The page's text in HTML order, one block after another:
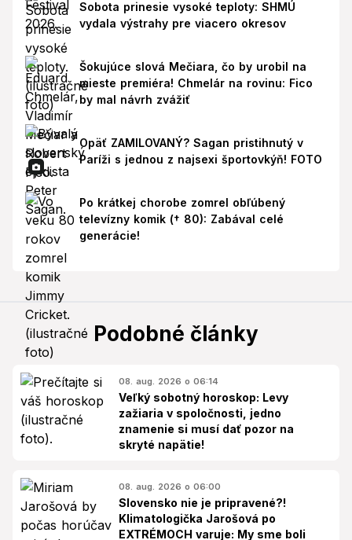
Sobota prinesie vysoké teploty: SHMÚ
vydala výstrahy pre viacero okresov
Šokujúce slová Mečiara, čo by urobil na
mieste premiéra! Chmelár na rovinu: Fico
by mal návrh zvážiť
Opäť ZAMILOVANÝ? Sagan pristihnutý v
Paríži s jednou z najsexi športovkýň! FOTO
Po krátkej chorobe zomrel obľúbený
televízny komik († 80): Zabával celé
generácie!
Podobné články
08. aug. 2026 o 06:14
Veľký sobotný horoskop: Levy
zažiaria v spoločnosti, jedno
znamenie si musí dať pozor na
skryté napätie!
08. aug. 2026 o 06:00
Slovensko nie je pripravené?!
Klimatologička Jarošová po
EXTRÉMOCH varuje: My sme boli